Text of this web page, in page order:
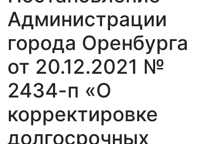
Администрации
города Оренбурга
от 20.12.2021 №
2434-п «О
корректировке
долгосрочных